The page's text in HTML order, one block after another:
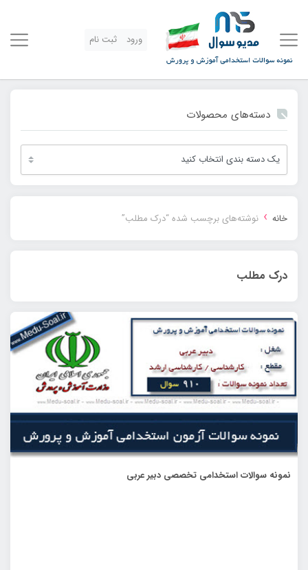
ورود ثبت نام
دسته‌های محصولات
خانه › نوشته‌های برچسب شده “درک مطلب”
درک مطلب
نمونه سوالات استخدامی تخصصی دبیر عربی